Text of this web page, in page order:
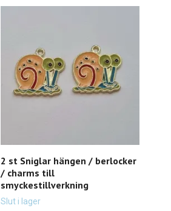
2 st Sniglar hängen / berlocker
/ charms till
smyckestillverkning
Slut i lager